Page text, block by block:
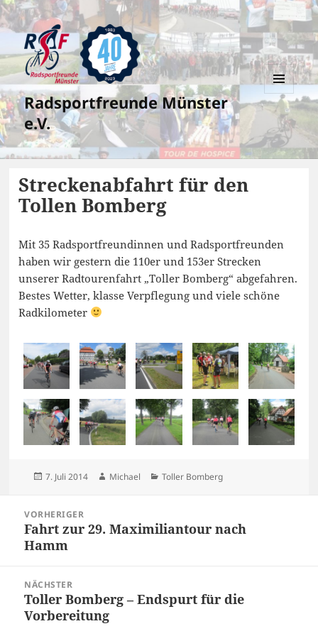
Radsportfreunde Münster
e.V.
MENÜ
UND
WIDGETS
Streckenabfahrt für den
Tollen Bomberg
Mit 35 Radsportfreundinnen und Radsportfreunden
haben wir gestern die 110er und 153er Strecken
unserer Radtourenfahrt „Toller Bomberg“ abgefahren.
Bestes Wetter, klasse Verpflegung und viele schöne
Radkilometer
Veröffentlicht
7. Juli 2014 Autor
Michael Kategorien
Toller Bomberg
VORHERIGER
Vorheriger
Beitrag:
Fahrt zur 29. Maximiliantour nach
Hamm
NÄCHSTER
Nächster
Beitrag:
Toller Bomberg – Endspurt für die
Vorbereitung